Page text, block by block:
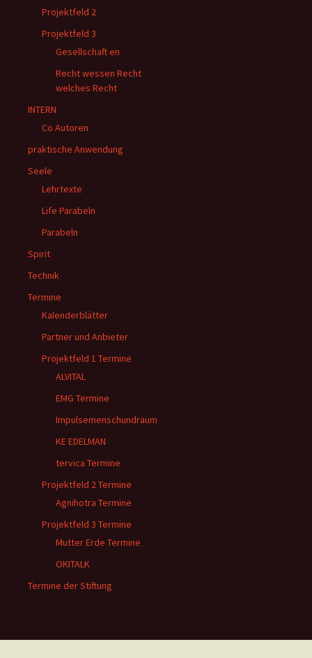
Projektfeld 2
Projektfeld 3
Gesellschaft en
Recht wessen Recht
welches Recht
INTERN
Co Autoren
praktische Anwendung
Seele
Lehrtexte
Life Parabeln
Parabeln
Spirit
Technik
Termine
Kalenderblätter
Partner und Anbieter
Projektfeld 1 Termine
ALVITAL
EMG Termine
Impulsemenschundraum
KE EDELMAN
tervica Termine
Projektfeld 2 Termine
Agnihotra Termine
Projektfeld 3 Termine
Mutter Erde Termine
OKITALK
Termine der Stiftung